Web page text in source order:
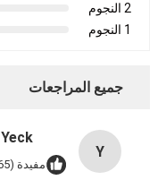
2 النجوم
1 النجوم
جميع المراجعات
Y
Yeck
مفيدة (465)